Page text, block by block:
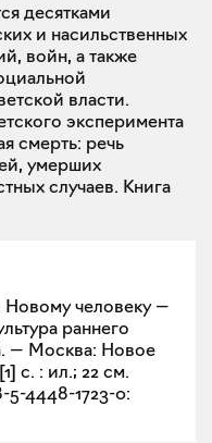
десятками
и насильственных
войн, а также
власти.
эксперимента
смерть: речь
умерших
случаев. Книга
человеку —
раннего
— Москва: Новое
с. : ил.; 22 см.
5-4448-1723-0: